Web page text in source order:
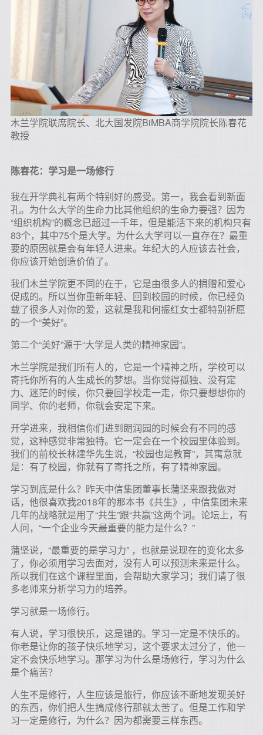
木兰学院联席院长、北大国发院BiMBA商学院院长陈春花
教授
陈春花：学习是一场修行
我在开学典礼有两个特别好的感受。第一，我会看到新面
孔。为什么大学的生命力比其他组织的生命力要强？因为
“组织机构”的概念已超过一千年，但是能活下来的机构只有
83个，其中75个是大学。为什么大学可以一直存在？最重
要的原因就是会有年轻人进来。年纪大的人应该去社会，
你应该开始创造价值了。
我们木兰学院更不同的在于，它是由很多人的捐赠和爱心
促成的。所以当你重新年轻、回到校园的时候，你已经负
载了很多人对你的爱，这就是我和何振红女士都特别祈愿
的一个“美好”。
第二个“美好”源于“大学是人类的精神家园”。
木兰学院是我们所有人的，它是一个精神之所，学校可以
寄托你所有的人生成长的梦想。当你觉得孤独、没有定
力、迷茫的时候，你只要回学校走一走，你只要想想你的
同学、你的老师，你就会安定下来。
开学进来，我相信你们进到朗润园的时候会有不同的感
觉，这种感觉非常独特。它一定会在一个校园里体验到。
我们的前校长林建华先生说，“校园也是教育”，其寓意就
是：有了校园，你就有了寄托之所，有了精神家园。
学习到底是什么？昨天中信集团董事长蒲坚来跟我做对
话，他很喜欢我2018年的那本书《共生》，中信集团未来
几年的战略就是用了“共生”跟“共赢”这两个词。论坛上，有
人问，“一个企业今天最重要的能力是什么？”
蒲坚说，“最重要的是学习力” ，也就是说现在的变化太多
了，你必须用学习去面对，没有人可以预测未来是什么。
所以我们在这个课程里面，会帮助大家学习；我们请了很
多老师来分析学习力的培养。
学习就是一场修行。
有人说，学习很快乐，这是错的。学习一定是不快乐的。
你老是让你的孩子快乐地学习，这个要求太过分了，他一
定不会快乐地学习。那学习为什么是场修行，学习为什么
是个痛苦？
人生不是修行，人生应该是旅行，你应该不断地发现美好
的东西，你们把人生搞成修行那就太苦了。但是工作和学
习一定是修行，为什么？因为都需要三样东西。